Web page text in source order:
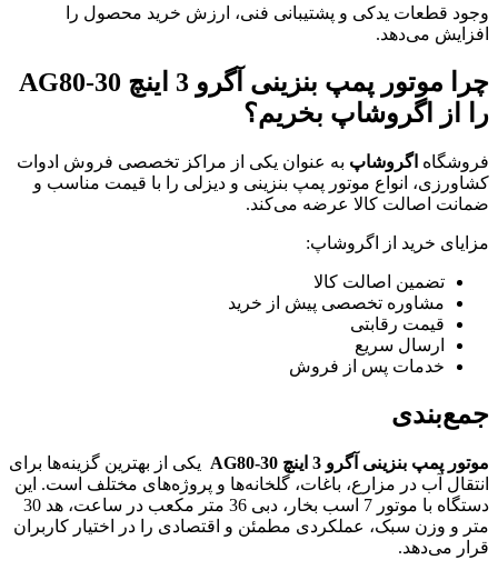
وجود قطعات یدکی و پشتیبانی فنی، ارزش خرید محصول را
افزایش می‌دهد.
چرا موتور پمپ بنزینی آگرو 3 اینچ AG80-30
را از اگروشاپ بخریم؟
فروشگاه اگروشاپ به عنوان یکی از مراکز تخصصی فروش ادوات
کشاورزی، انواع موتور پمپ بنزینی و دیزلی را با قیمت مناسب و
ضمانت اصالت کالا عرضه می‌کند.
مزایای خرید از اگروشاپ:
تضمین اصالت کالا
مشاوره تخصصی پیش از خرید
قیمت رقابتی
ارسال سریع
خدمات پس از فروش
جمع‌بندی
موتور پمپ بنزینی آگرو 3 اینچ AG80-30
یکی از بهترین گزینه‌ها برای
انتقال آب در مزارع، باغات، گلخانه‌ها و پروژه‌های مختلف است. این
دستگاه با موتور 7 اسب بخار، دبی 36 متر مکعب در ساعت، هد 30
متر و وزن سبک، عملکردی مطمئن و اقتصادی را در اختیار کاربران
قرار می‌دهد.